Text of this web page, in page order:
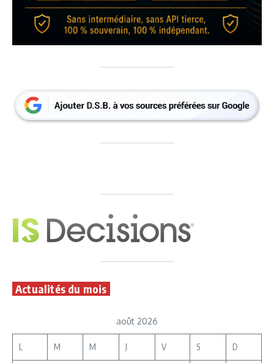
Actualités du mois
août 2026
L M M J V S D